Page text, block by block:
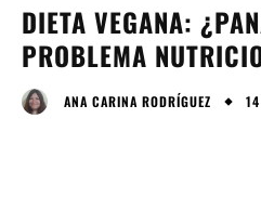
DIETA VEGANA:
PROBLEMA
ANA CARINA RODRÍGUEZ